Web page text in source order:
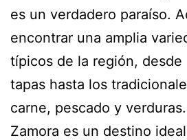
es un verdadero paraíso.
encontrar una amplia
típicos de la región, desde
tapas hasta los
carne, pescado y
Zamora es un destino